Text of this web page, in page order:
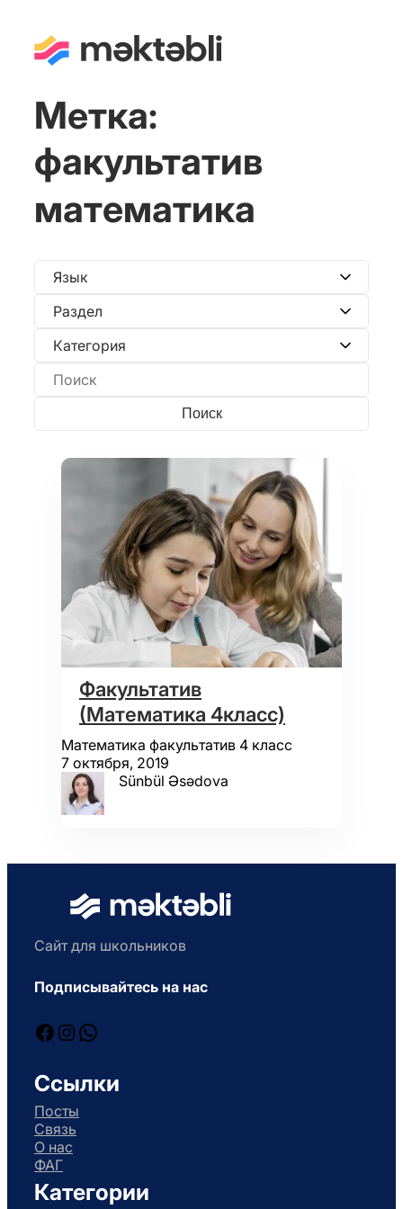
Метка:
факультатив
математика
Факультатив
(Математика 4класс)
Математика факультатив 4 класс
7 октября, 2019
Sünbül Əsədova
Сайт для школьников
Подписывайтесь на нас
Facebook
Instagram
WhatsApp
Ссылки
Посты
Связь
О нас
ФАГ
Категории